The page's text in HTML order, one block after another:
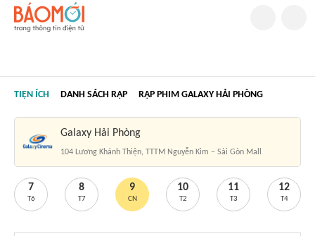
TIỆN ÍCH DANH SÁCH RẠP RẠP PHIM GALAXY HẢI PHÒNG
Galaxy Hải Phòng
104 Lương Khánh Thiện, TTTM Nguyễn Kim – Sài Gòn Mall
7
T6
8
T7
9
CN
10
T2
11
T3
12
T4